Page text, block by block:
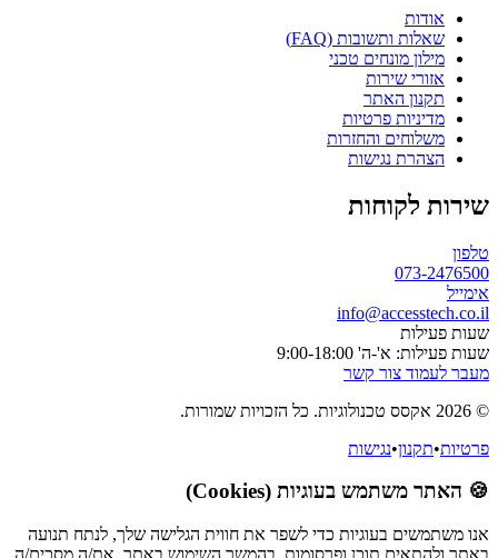
אודות
שאלות ותשובות (FAQ)
מילון מונחים טכני
אזורי שירות
תקנון האתר
מדיניות פרטיות
משלוחים והחזרות
הצהרת נגישות
שירות לקוחות
טלפון
073-2476500
אימייל
info@accesstech.co.il
שעות פעילות
שעות פעילות: א'-ה' 9:00-18:00
מעבר לעמוד צור קשר
© 2026 אקסס טכנולוגיות. כל הזכויות שמורות.
פרטיות•תקנון•נגישות
🍪 האתר משתמש בעוגיות (Cookies)
אנו משתמשים בעוגיות כדי לשפר את חווית הגלישה שלך, לנתח תנועה